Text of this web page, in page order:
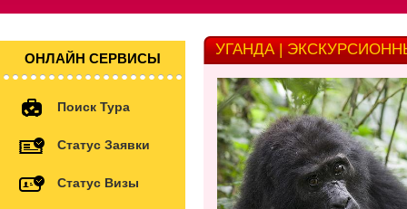
ОНЛАЙН СЕРВИСЫ
Поиск Тура
Статус Заявки
Статус Визы
УГАНДА |